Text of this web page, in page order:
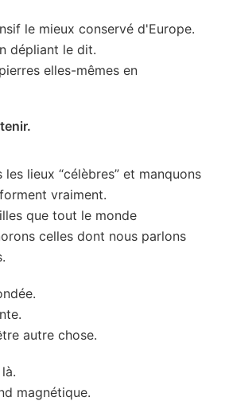
le mieux conservé d'Europe.
dépliant le dit.
elles-mêmes en
lieux “célèbres” et manquons
vraiment.
que tout le monde
celles dont nous parlons
autre chose.
magnétique.